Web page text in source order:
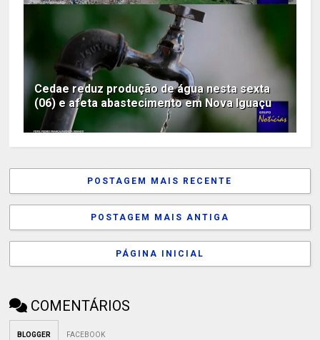
Cedae reduz produção de água nesta sexta
(06) e afeta abastecimento em Nova Iguaçu
POSTAGEM MAIS RECENTE
POSTAGEM MAIS ANTIGA
PÁGINA INICIAL
COMENTÁRIOS
BLOGGER FACEBOOK